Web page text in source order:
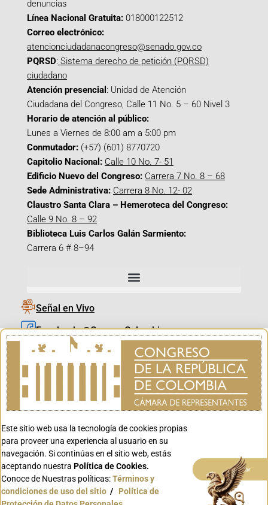
denuncias
Línea Nacional Gratuita: 018000122512
Correo electrónico:
atencionciudadanacongreso@senado.gov.co
PQRSD: Sistema derecho de petición (PQRSD)
ciudadano
Atención presencial : Unidad de Atención
Ciudadana del Congreso, Calle 11 No. 5 – 60 Nivel 3
Horario de atención al público:
Lunes a Viernes de 8:00 am a 5:00 pm
Conmutador: (+57) (601) 8770720
Capitolio Nacional: Calle 10 No. 7- 51
Edificio Nuevo del Congreso: Carrera 7 No. 8 – 68
Sede Administrativa: Carrera 8 No. 12- 02
Claustro Santa Clara – Hemeroteca del Congreso:
Calle 9 No. 8 – 92
Biblioteca Luis Carlos Galán Sarmiento:
Carrera 6 # 8–94
Señal en Vivo
Facebook_@CamaraColombia
Instagram_@CamaraColombia
X_@CamaraColombia
Youtube_@CamaraColombia
Youtube_@CanalCongreso
Conoce GOV.CO
Este sitio web usa la tecnología de cookies propias
para proveer una experiencia al usuario en su
navegación. Si continúas en el sitio web, estás
aceptando nuestra Política de Cookies.
Conoce de Nuestras políticas:Términos y
condiciones de uso del sitio / Política de
Aceptar